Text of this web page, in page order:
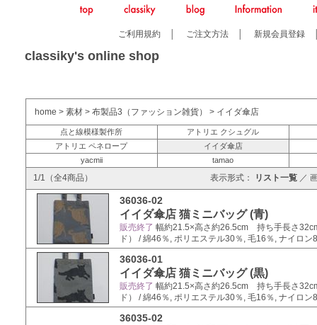
ご利用規約 ご注文方法 新規会員登録
classiky's online shop
home > 素材 > 布製品3（ファッション雑貨） > イイダ傘店
点と線模様製作所
アトリエ クシュグル
アトリエ ペネロープ
イイダ傘店
yacmii
tamao
1/1（全4商品） 表示形式： リスト一覧 ／
36036-02
イイダ傘店 猫ミニバッグ (青)
販売終了 幅約21.5×高さ約26.5cm 持ち手長さ
ド） / 綿46％, ポリエステル30％, 毛16％, ナイロン
36036-01
イイダ傘店 猫ミニバッグ (黒)
販売終了 幅約21.5×高さ約26.5cm 持ち手長さ
ド） / 綿46％, ポリエステル30％, 毛16％, ナイロン
36035-02